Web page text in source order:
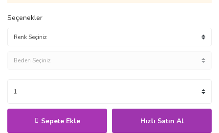
Seçenekler
Sepete Ekle Hızlı Satın Al